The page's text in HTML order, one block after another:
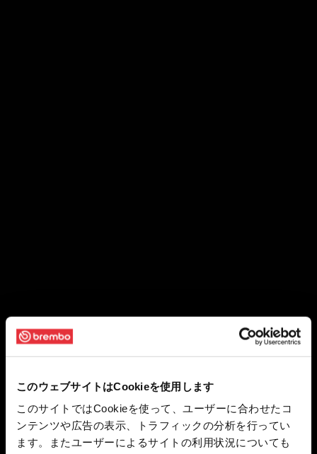
このウェブサイトはCookieを使用します
このサイトではCookieを使って、ユーザーに合わせたコ
ンテンツや広告の表示、トラフィックの分析を行ってい
ます。またユーザーによるサイトの利用状況についても